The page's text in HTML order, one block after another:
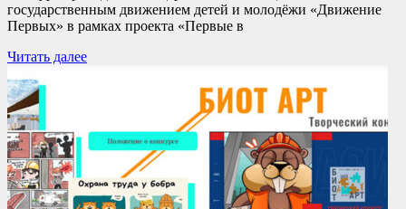
государственным движением детей и молодёжи «Движение
Первых» в рамках проекта «Первые в
Читать далее